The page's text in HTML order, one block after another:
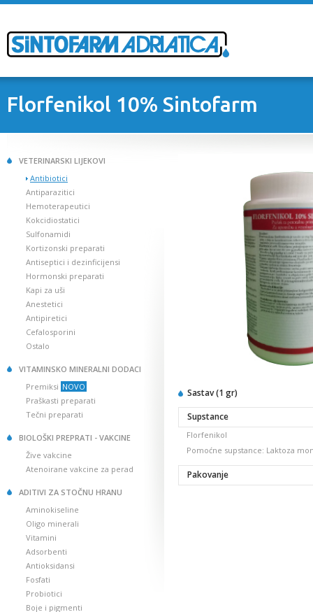
Florfenikol 10% Sintofarm
VETERINARSKI LIJEKOVI
Antibiotici
Antiparazitici
Hemoterapeutici
Kokcidiostatici
Sulfonamidi
Kortizonski preparati
Antiseptici i dezinficijensi
Hormonski preparati
Kapi za uši
Anestetici
Antipiretici
Cefalosporini
Ostalo
VITAMINSKO MINERALNI DODACI
Premiksi NOVO
Praškasti preparati
Tečni preparati
BIOLOŠKI PREPRATI - VAKCINE
Žive vakcine
Atenoirane vakcine za perad
ADITIVI ZA STOČNU HRANU
Aminokiseline
Oligo minerali
Vitamini
Adsorbenti
Antioksidansi
Fosfati
Probiotici
Boje i pigmenti
Sastav (1 gr)
Supstance
Florfenikol
Pomoćne supstance: Laktoza
Pakovanje